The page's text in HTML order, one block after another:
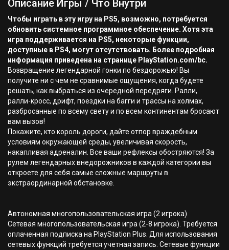
Описание Игры / Что Внутри
Чтобы играть в эту игру на PS5, возможно, потребуется
обновить системное программное обеспечение. Хотя эта
игра поддерживается на PS5, некоторые функции,
доступные в PS4, могут отсутствовать. Более подробная
информация приведена на странице PlayStation.com/bc.
Возвращение легендарной гонки по бездорожью! Вы
получите ни с чем не сравнимые ощущения, когда будете
решать, как выбраться из очередной передряги. Ралли,
ралли-кросс, дрифт, поездки на багги и трассы на холмах,
разбросанные по всему свету и по всем континентам бросают
вам вызов!
Покажите, кто король дороги, дайте отпор враждебным
условиям окружающей среды, увеличивая скорость,
накапливая адреналин. Все ваши рефлексы обостряются! За
рулем легендарных внедорожников в каждой категории вы
откроете для себя самые сложные маршруты в
экстраординарной обстановке.
Автономная многопользовательская игра (2 игрока)
Сетевая многопользовательская игра (2-8 игрока). Требуется
оплаченная подписка на PlayStation Plus. Для использования
сетевых функций требуется учетная запись. Сетевые функции